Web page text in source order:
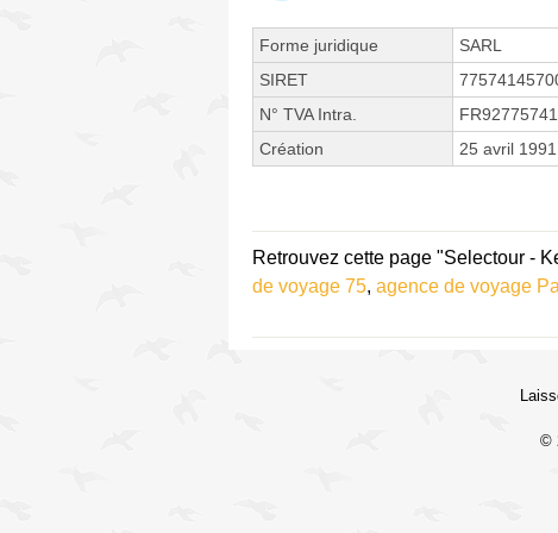
Forme juridique
SARL
SIRET
N° TVA Intra.
Création
25 avril 1991
Retrouvez cette page "Selectour -
de voyage 75, agence de voyage
©